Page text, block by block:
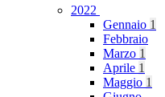
2022
Gennaio 1
Febbraio
Marzo 1
Aprile 1
Maggio 1